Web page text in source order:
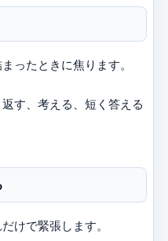
ったときに焦ります。
す、考える、短く答える
けで緊張します。